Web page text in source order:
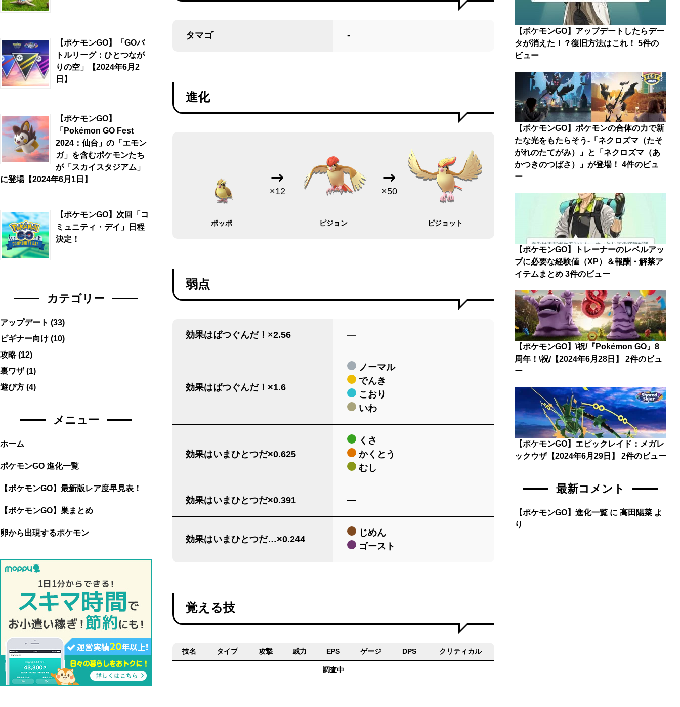
タマゴ -
進化
ポッポ
×12
ピジョン
×50
ピジョット
弱点
効果はばつぐんだ！×2.56 ―
効果はばつぐんだ！×1.6
ノーマル
でんき
こおり
いわ
効果はいまひとつだ×0.625
くさ
かくとう
むし
効果はいまひとつだ×0.391 ―
効果はいまひとつだ…×0.244
じめん
ゴースト
覚える技
技名 タイプ 攻撃 威力 EPS ゲージ DPS クリティカル
調査中
【ポケモンGO】「GOバ
トルリーグ：ひとつなが
りの空」【2024年6月2
日】
【ポケモンGO】
「Pokémon GO Fest
2024：仙台」の「エモン
ガ」を含むポケモンたち
が「スカイスタジアム」
に登場【2024年6月1日】
【ポケモンGO】次回「コ
ミュニティ・デイ」日程
決定！
カテゴリー
アップデート (33)
ビギナー向け (10)
攻略(12)
裏ワザ(1)
遊び方 (4)
メニュー
ホーム
ポケモンGO 進化一覧
【ポケモンGO】最新版レア度早見表！
【ポケモンGO】巣まとめ
卵から出現するポケモン
【ポケモンGO】アップデートしたらデー
タが消えた！？復旧方法はこれ！ 5件の
ビュー
【ポケモンGO】ポケモンの合体の力で新
たな光をもたらそう-「ネクロズマ（たそ
がれのたてがみ）」と「ネクロズマ（あ
かつきのつばさ）」が登場！ 4件のビュ
ー
【ポケモンGO】トレーナーのレベルアッ
プに必要な経験値（XP）＆報酬・解禁ア
イテムまとめ 3件のビュー
【ポケモンGO】\祝/『Pokémon GO』8
周年！\祝/【2024年6月28日】
2件のビュ
ー
【ポケモンGO】エピックレイド：メガレ
ックウザ【2024年6月29日】
2件のビュー
最新コメント
【ポケモンGO】進化一覧 に高田陽菜 よ
り